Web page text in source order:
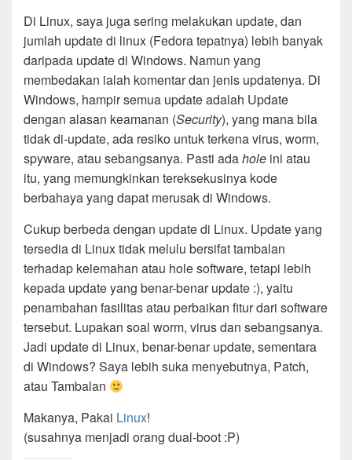
Di Linux, saya juga sering melakukan update, dan
jumlah update di linux (Fedora tepatnya) lebih banyak
daripada update di Windows. Namun yang
membedakan ialah komentar dan jenis updatenya. Di
Windows, hampir semua update adalah Update
dengan alasan keamanan (Security), yang mana bila
tidak di-update, ada resiko untuk terkena virus, worm,
spyware, atau sebangsanya. Pasti adahole ini atau
itu, yang memungkinkan tereksekusinya kode
berbahaya yang dapat merusak di Windows.
Cukup berbeda dengan update di Linux. Update yang
tersedia di Linux tidak melulu bersifat tambalan
terhadap kelemahan atau hole software, tetapi lebih
kepada update yang benar-benar update :), yaitu
penambahan fasilitas atau perbaikan fitur dari software
tersebut. Lupakan soal worm, virus dan sebangsanya.
Jadi update di Linux, benar-benar update, sementara
di Windows? Saya lebih suka menyebutnya, Patch,
atau Tambalan
Makanya, Pakai Linux!
(susahnya menjadi orang dual-boot :P)